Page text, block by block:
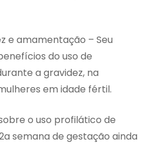
e amamentação – Seu
do uso de
a gravidez, na
em idade fértil.
o uso profilático de
semana de gestação ainda